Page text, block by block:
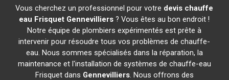
Vous cherchez un professionnel pour votre devis chauffe
eau Frisquet Gennevilliers ? Vous êtes au bon endroit !
Notre équipe de plombiers expérimentés est prête à
intervenir pour résoudre tous vos problèmes de chauffe-
eau. Nous sommes spécialisés dans la réparation, la
maintenance et l'installation de systèmes de chauffe-eau
Frisquet dans Gennevilliers. Nous offrons des